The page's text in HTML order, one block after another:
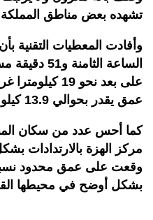
تشهده بعض مناطق
وأفادت المعطيات التقنية
الساعة
على بعد نحو
عمق يقدر بحوالي 13.9 كيلومترا تحت سطح الأرض.
كما أحس عدد من سكان
مركز الهزة بالارتدادات
وقعت على عمق محدود
بشكل أوضح في محيطها